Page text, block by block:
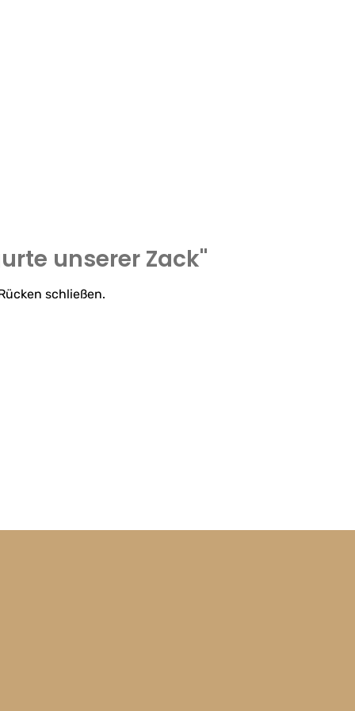
unserer Zack"
schließen.